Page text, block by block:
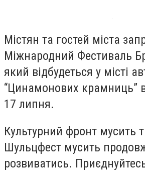
Містян та гостей міста
Міжнародний Фестиваль
який відбудеться у місті
“Цинамонових крамниць”
17 липня.
Культурний фронт мусить
Шульцфест мусить
розвиватись.